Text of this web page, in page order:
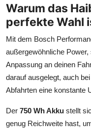
Warum das
perfekte Wahl
Mit dem Bosch
außergewöhnliche
Anpassung an deinen
darauf ausgelegt, auch
Abfahrten eine konstante
Der 750 Wh Akku stellt
genug Reichweite hast,